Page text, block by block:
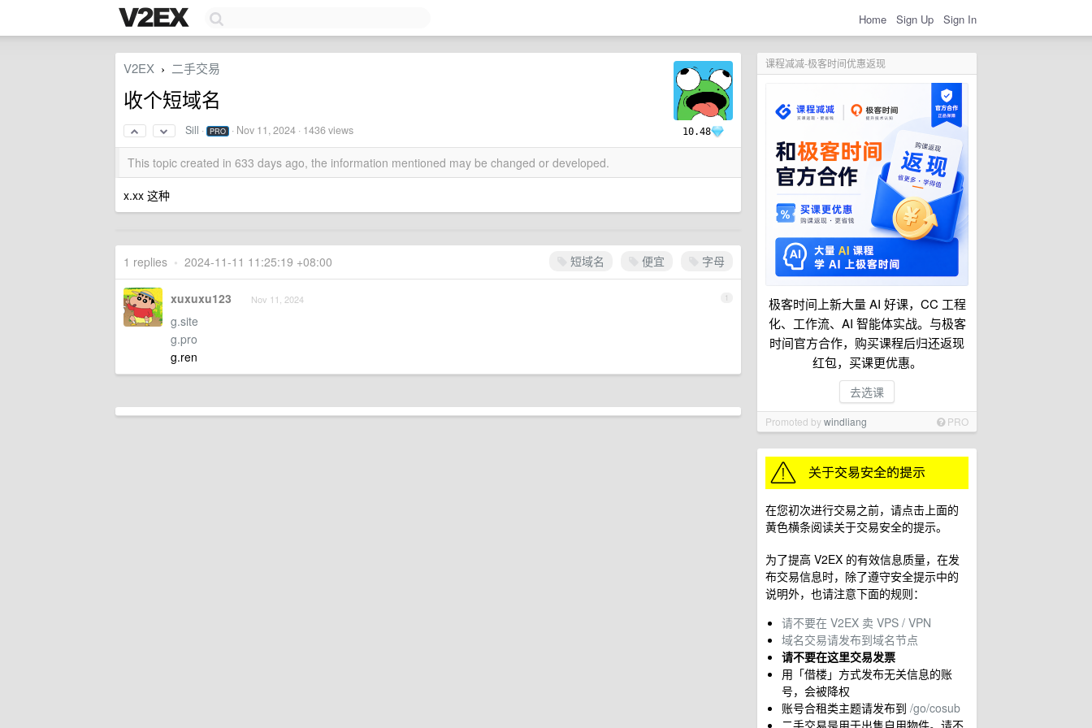
Home Sign Up Sign In
课程减减-极客时间优惠返现
极客时间上新大量 AI 好课，CC 工程
化、工作流、AI 智能体实战。与极客
时间官方合作，购买课程后归还返现
红包，买课更优惠。
去选课
Promoted bywindliang PRO
在您初次进行交易之前，请点击上面的
黄色横条阅读关于交易安全的提示。
为了提高 V2EX 的有效信息质量，在发
布交易信息时，除了遵守安全提示中的
说明外，也请注意下面的规则：
请不要在 V2EX 卖 VPS / VPN
域名交易请发布到域名节点
请不要在这里交易发票
用「借楼」方式发布无关信息的账
号，会被降权
账号合租类主题请发布到 /go/cosub
二手交易是用于出售自用物件。请不
10.48
V2EX › 二手交易
收个短域名
Sill · PRO · Nov 11, 2024 · 1436 views
This topic created in 633 days ago, the information mentioned may be changed or developed.
x.xx 这种
短域名 便宜 字母
1 replies • 2024-11-11 11:25:19 +08:00
1
xuxuxu123 Nov 11, 2024
g.site
g.pro
g.ren